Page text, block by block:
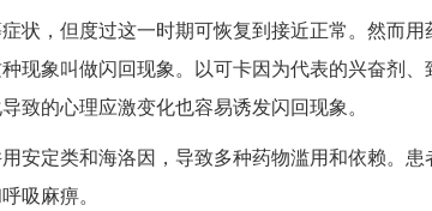
状，但度过这一时期可恢复到接近正常。然而用
现象叫做闪回现象。以可卡因为代表的兴奋剂、
致的心理应激变化也容易诱发闪回现象。
安定类和海洛因，导致多种药物滥用和依赖。患
吸麻痹。